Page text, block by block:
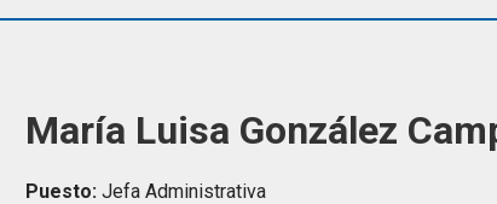
María Luisa González
Puesto: Jefa Administrativa